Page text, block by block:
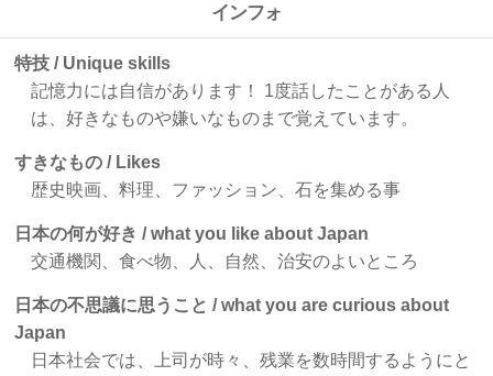
インフォ
特技 / Unique skills
記憶力には自信があります！ 1度話したことがある人
は、好きなものや嫌いなものまで覚えています。
すきなもの / Likes
歴史映画、料理、ファッション、石を集める事
日本の何が好き / what you like about Japan
交通機関、食べ物、人、自然、治安のよいところ
日本の不思議に思うこと / what you are curious about
Japan
日本社会では、上司が時々、残業を数時間するようにと